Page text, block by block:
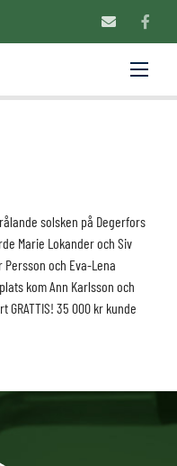
solsken på Degerfors
Marie Lokander och Siv
Persson och Eva-Lena
kom Ann Karlsson och
GRATTIS! 35 000 kr kunde